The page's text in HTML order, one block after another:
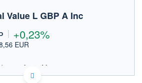
Value L GBP A Inc
+0,23%
EUR
Asset Management